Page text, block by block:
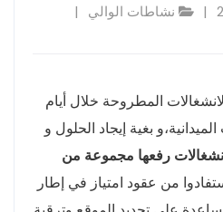
نشاطات الوالي
المطروحة خلال أيام
بغية إيجاد الحلول و
رفعها مجموعة من
من عقود امتياز في إطار